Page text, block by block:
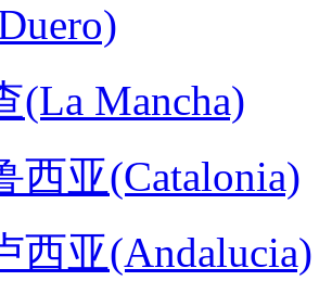
(La Mancha)
西亚(Catalonia)
西亚(Andalucia)